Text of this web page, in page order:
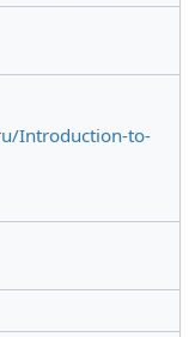
Introduction-to-